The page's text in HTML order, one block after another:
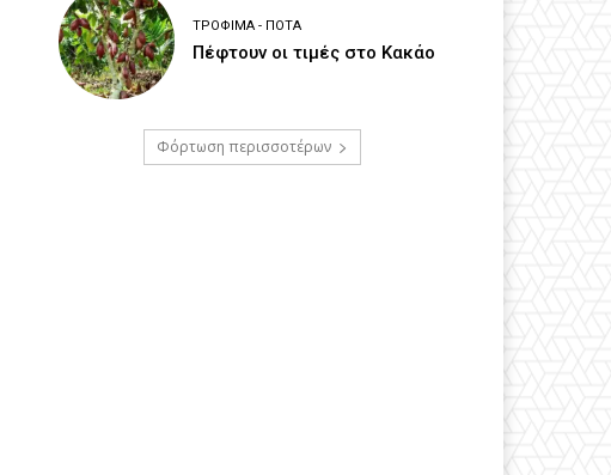
ΤΡΌΦΙΜΑ - ΠΟΤΆ
Πέφτουν οι τιμές στο Κακάο
Φόρτωση περισσοτέρων